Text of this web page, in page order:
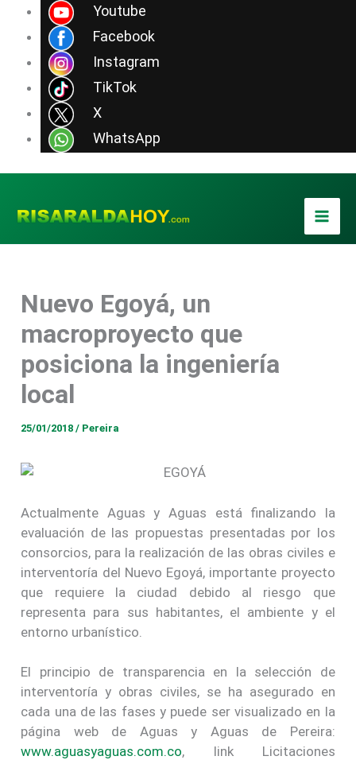
Youtube
Facebook
Instagram
TikTok
X
WhatsApp
contenido
Nuevo Egoyá, un
macroproyecto que
posiciona la ingeniería
local
25/01/2018/ Pereira
Actualmente Aguas y Aguas está finalizando la
evaluación de las propuestas presentadas por los
consorcios, para la realización de las obras civiles e
interventoría del Nuevo Egoyá, importante proyecto
que requiere la ciudad debido al riesgo que
representa para sus habitantes, el ambiente y el
entorno urbanístico.
El principio de transparencia en la selección de
interventoría y obras civiles, se ha asegurado en
cada una de las fases y puede ser visualizado en la
página web de Aguas y Aguas de Pereira:
www.aguasyaguas.com.co, link Licitaciones